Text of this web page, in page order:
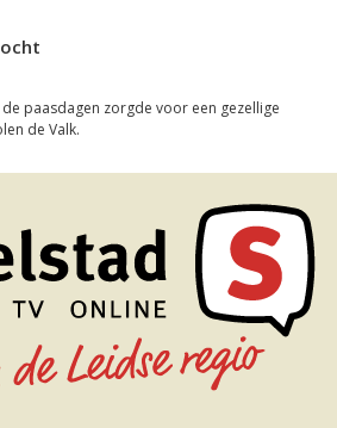
paasdagen zorgde voor een gezellige
de Valk.